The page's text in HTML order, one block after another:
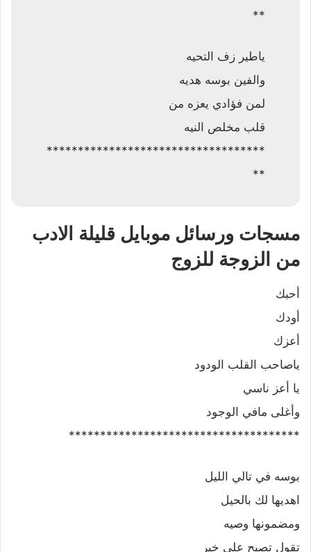
**
ياطير زف التحيه
والفين بوسه هديه
لمن فؤادي يعزه من
قلب مخلص النيه
***********************************
**
مسجات ورسائل موبايل قليلة الادب
من الزوجة للزوج
أحبك
أودك
أعزك
ياصاحب القلب الودود
يا أعز ناسي
وأغلى مافي الوجود
*************************************
بوسه في تالي الليل
اهديها لك بالحيل
ومضمونها وصيه
تقول تصبح على خير